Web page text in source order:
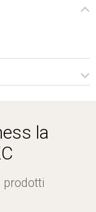
la
prodotti